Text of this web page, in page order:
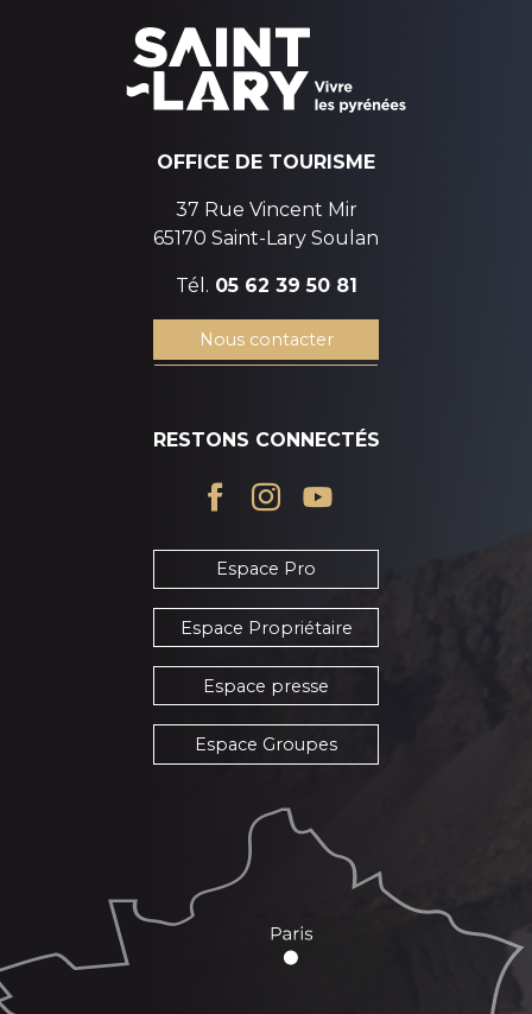
OFFICE DE TOURISME
37 Rue Vincent Mir
65170 Saint-Lary Soulan
Tél. 05 62 39 50 81
Nous contacter
RESTONS CONNECTÉS
Espace Pro
Espace Propriétaire
Espace presse
Espace Groupes